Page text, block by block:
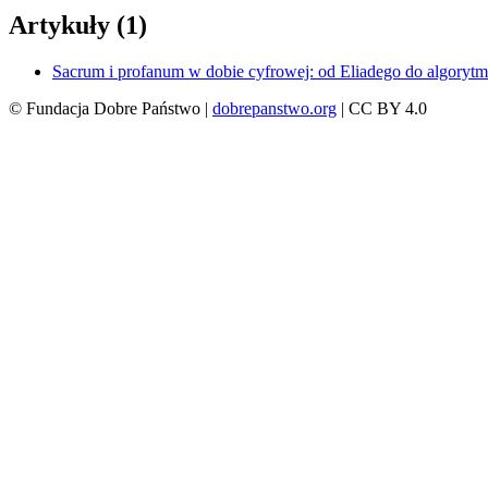
Artykuły (1)
Sacrum i profanum w dobie cyfrowej: od Eliadego do
© Fundacja Dobre Państwo | dobrepanstwo.org | CC BY 4.0